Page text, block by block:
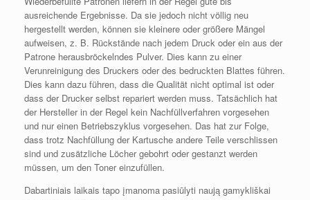
ausreichende Ergebnisse. Da sie jedoch nicht völlig neu
hergestellt werden, können sie kleinere oder größere Mängel
aufweisen, z. B. Rückstände nach jedem Druck oder ein aus der
Patrone herausbröckelndes Pulver. Dies kann zu einer
Verunreinigung des Druckers oder des bedruckten Blattes führen.
Dies kann dazu führen, dass die Qualität nicht optimal ist oder
dass der Drucker selbst repariert werden muss. Tatsächlich hat
der Hersteller in der Regel kein Nachfüllverfahren vorgesehen
und nur einen Betriebszyklus vorgesehen. Das hat zur Folge,
dass trotz Nachfüllung der Kartusche andere Teile verschlissen
sind und zusätzliche Löcher gebohrt oder gestanzt werden
müssen, um den Toner einzufüllen.
Dabartiniais laikais tapo įmanoma pasiūlyti naują gamykliškai